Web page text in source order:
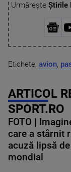
Urmărește Știrile
Etichete: avion,
ARTICOL
SPORT.RO
FOTO |
care a stârnit
acuză lipsă
mondial